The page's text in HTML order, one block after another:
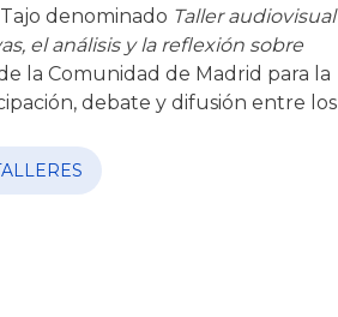
denominado Taller audiovisual
el análisis y la reflexión sobre
la Comunidad de Madrid para la
debate y difusión entre los
CONTINÚA
EN EL CENTRO JUVENIL